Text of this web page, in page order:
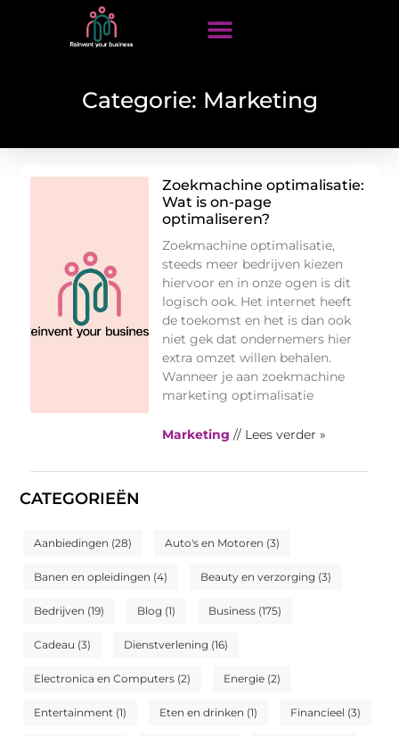
Categorie: Marketing
CATEGORIEËN
Aanbiedingen (28) Auto's en Motoren (3)
Banen en opleidingen (4) Beauty en verzorging (3)
Bedrijven (19) Blog (1) Business (175)
Cadeau (3) Dienstverlening (16)
Electronica en Computers (2) Energie (2)
Entertainment (1) Eten en drinken (1) Financieel (3)
Zoekmachine optimalisatie:
Wat is on-page
optimaliseren?
Zoekmachine optimalisatie,
steeds meer bedrijven kiezen
hiervoor en in onze ogen is dit
logisch ook. Het internet heeft
de toekomst en het is dan ook
niet gek dat ondernemers hier
extra omzet willen behalen.
Wanneer je aan zoekmachine
marketing optimalisatie
Marketing // Lees verder »